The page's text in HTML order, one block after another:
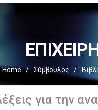
Home / Σύμβουλος /